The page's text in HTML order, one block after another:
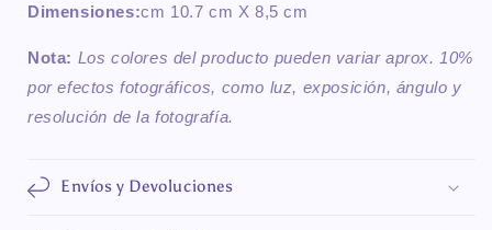
Dimensiones:cm 10.7 cm X 8,5 cm
Nota: Los colores del producto pueden variar aprox. 10%
por efectos fotográficos, como luz, exposición, ángulo y
resolución de la fotografía.
Envíos y Devoluciones